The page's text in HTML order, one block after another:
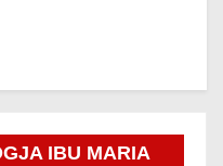
IBU MARIA